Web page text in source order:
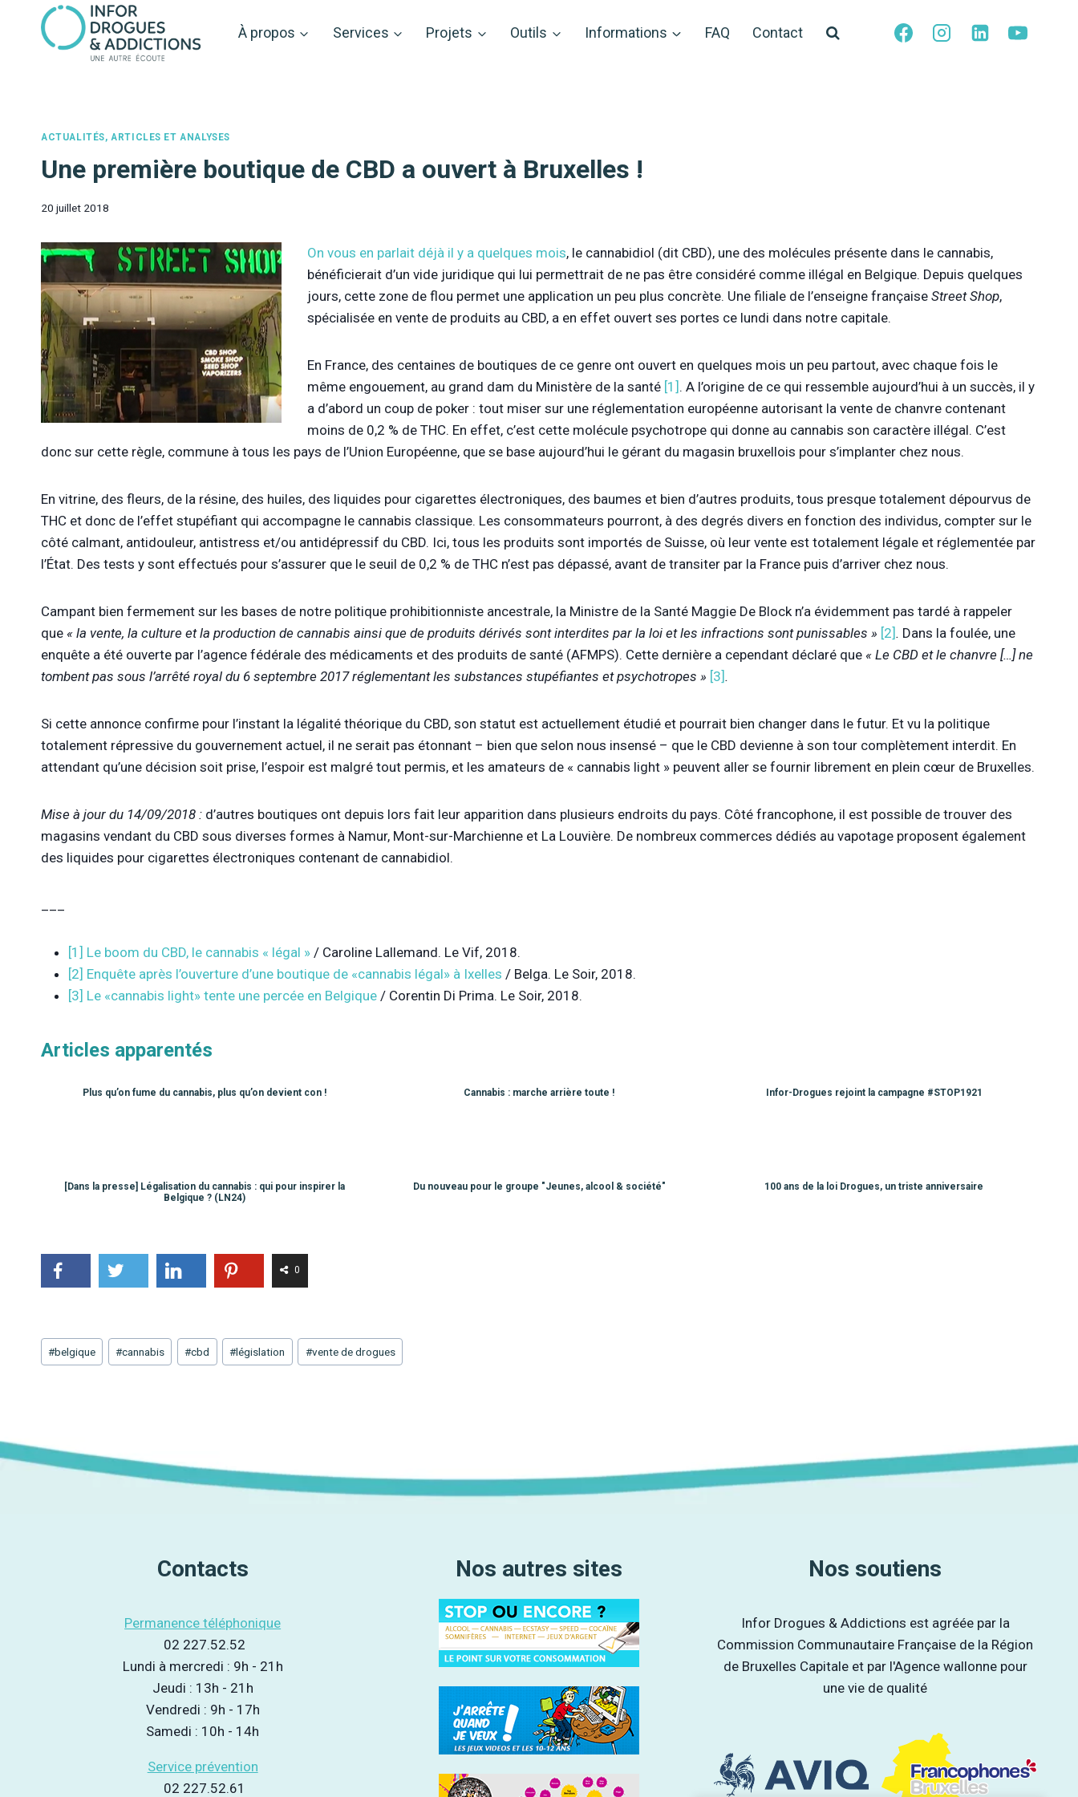
À propos Services Projets Outils Informations FAQ Contact
ACTUALITÉS, ARTICLES ET ANALYSES
Une première boutique de CBD a ouvert à Bruxelles !
20 juillet 2018
On vous en parlait déjà il y a quelques mois, le cannabidiol (dit CBD), une des molécules présente dans le cannabis,
bénéficierait d’un vide juridique qui lui permettrait de ne pas être considéré comme illégal en Belgique. Depuis quelques
jours, cette zone de flou permet une application un peu plus concrète. Une filiale de l’enseigne française Street Shop,
spécialisée en vente de produits au CBD, a en effet ouvert ses portes ce lundi dans notre capitale.
En France, des centaines de boutiques de ce genre ont ouvert en quelques mois un peu partout, avec chaque fois le
même engouement, au grand dam du Ministère de la santé [1] . A l’origine de ce qui ressemble aujourd’hui à un succès, il y
a d’abord un coup de poker : tout miser sur une réglementation européenne autorisant la vente de chanvre contenant
moins de 0,2 % de THC. En effet, c’est cette molécule psychotrope qui donne au cannabis son caractère illégal. C’est
donc sur cette règle, commune à tous les pays de l’Union Européenne, que se base aujourd’hui le gérant du magasin bruxellois pour s’implanter chez nous.
En vitrine, des fleurs, de la résine, des huiles, des liquides pour cigarettes électroniques, des baumes et bien d’autres produits, tous presque totalement dépourvus de
THC et donc de l’effet stupéfiant qui accompagne le cannabis classique. Les consommateurs pourront, à des degrés divers en fonction des individus, compter sur le
côté calmant, antidouleur, antistress et/ou antidépressif du CBD. Ici, tous les produits sont importés de Suisse, où leur vente est totalement légale et réglementée par
l’État. Des tests y sont effectués pour s’assurer que le seuil de 0,2 % de THC n’est pas dépassé, avant de transiter par la France puis d’arriver chez nous.
Campant bien fermement sur les bases de notre politique prohibitionniste ancestrale, la Ministre de la Santé Maggie De Block n’a évidemment pas tardé à rappeler
que « la vente, la culture et la production de cannabis ainsi que de produits dérivés sont interdites par la loi et les infractions sont punissables » [2] . Dans la foulée, une
enquête a été ouverte par l’agence fédérale des médicaments et des produits de santé (AFMPS). Cette dernière a cependant déclaré que « Le CBD et le chanvre […] ne
tombent pas sous l’arrêté royal du 6 septembre 2017 réglementant les substances stupéfiantes et psychotropes » [3] .
Si cette annonce confirme pour l’instant la légalité théorique du CBD, son statut est actuellement étudié et pourrait bien changer dans le futur. Et vu la politique
totalement répressive du gouvernement actuel, il ne serait pas étonnant – bien que selon nous insensé – que le CBD devienne à son tour complètement interdit. En
attendant qu’une décision soit prise, l’espoir est malgré tout permis, et les amateurs de « cannabis light » peuvent aller se fournir librement en plein cœur de Bruxelles.
Mise à jour du 14/09/2018 : d’autres boutiques ont depuis lors fait leur apparition dans plusieurs endroits du pays. Côté francophone, il est possible de trouver des
magasins vendant du CBD sous diverses formes à Namur, Mont-sur-Marchienne et La Louvière. De nombreux commerces dédiés au vapotage proposent également
des liquides pour cigarettes électroniques contenant de cannabidiol.
[1] Le boom du CBD, le cannabis « légal » / Caroline Lallemand. Le Vif, 2018.
[2] Enquête après l’ouverture d’une boutique de «cannabis légal» à Ixelles / Belga. Le Soir, 2018.
[3] Le «cannabis light» tente une percée en Belgique / Corentin Di Prima. Le Soir, 2018.
Articles apparentés
Plus qu’on fume du cannabis, plus qu’on devient con ! Cannabis : marche arrière toute ! Infor-Drogues rejoint la campagne #STOP1921
[Dans la presse] Légalisation du cannabis : qui pour inspirer la
Belgique ? (LN24)
Du nouveau pour le groupe "Jeunes, alcool & société" 100 ans de la loi Drogues, un triste anniversaire
0
Étiquettes
de
#belgique #cannabis #cbd #législation #vente de drogues
Contacts
Permanence téléphonique
02 227.52.52
Lundi à mercredi : 9h - 21h
Jeudi : 13h - 21h
Vendredi : 9h - 17h
Samedi : 10h - 14h
Service prévention
02 227.52.61
Nos autres sites Nos soutiens
Infor Drogues & Addictions est agréée par la
Commission Communautaire Française de la Région
de Bruxelles Capitale et par l'Agence wallonne pour
une vie de qualité